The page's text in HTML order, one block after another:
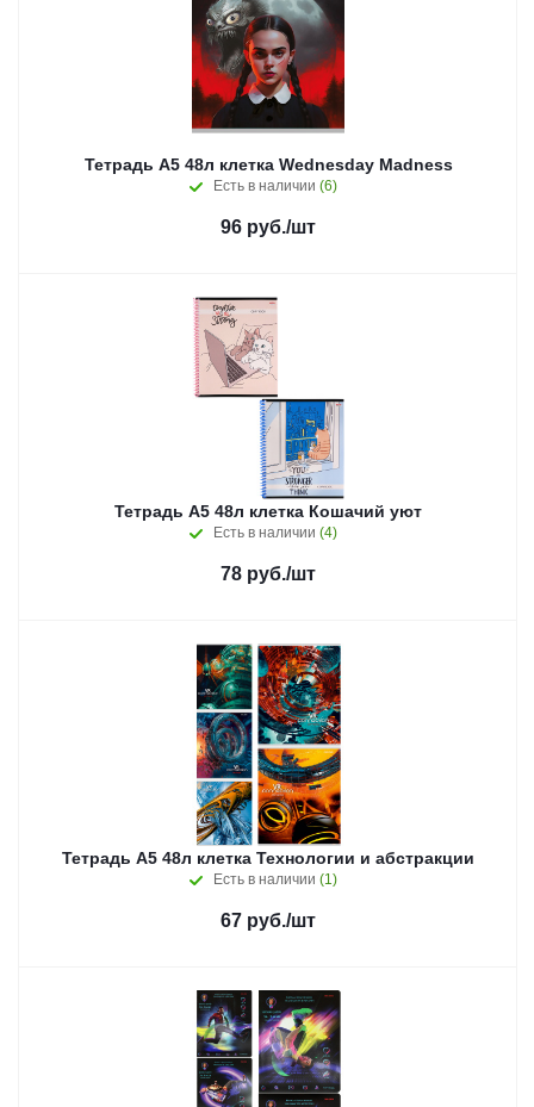
Тетрадь А5 48л клетка Wednesday Madness
Есть в наличии (6)
96 руб./шт
Тетрадь А5 48л клетка Кошачий уют
Есть в наличии (4)
78 руб./шт
Тетрадь А5 48л клетка Технологии и абстракции
Есть в наличии (1)
67 руб./шт